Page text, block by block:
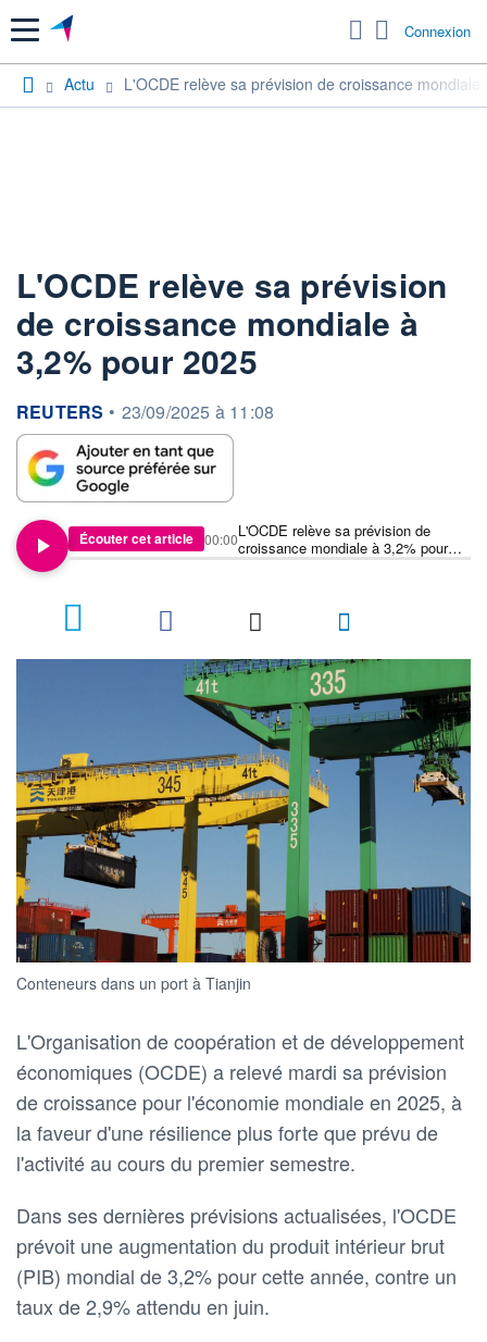
Menu Connexion
Actu L'OCDE relève sa prévision de croissance
L'OCDE relève sa prévision
de croissance mondiale à
3,2% pour 2025
information fournie par
REUTERS • 23/09/2025 à 11:08
Écouter cet article
L'OCDE relève sa prévision de
croissance mondiale à 3,2% pour
2025
00:00
Conteneurs dans un port à Tianjin
L'Organisation de coopération et de développement
économiques (OCDE) a relevé mardi sa prévision
de croissance pour l'économie mondiale en 2025, à
la faveur d'une résilience plus forte que prévu de
l'activité au cours du premier semestre.
Dans ses dernières prévisions actualisées, l'OCDE
prévoit une augmentation du produit intérieur brut
(PIB) mondial de 3,2% pour cette année, contre un
taux de 2,9% attendu en juin.